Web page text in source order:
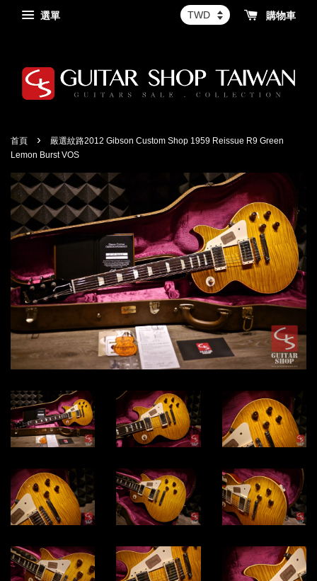
選單 購物車
首頁 ›
嚴選紋路2012 Gibson Custom Shop 1959 Reissue R9 Green
Lemon Burst VOS